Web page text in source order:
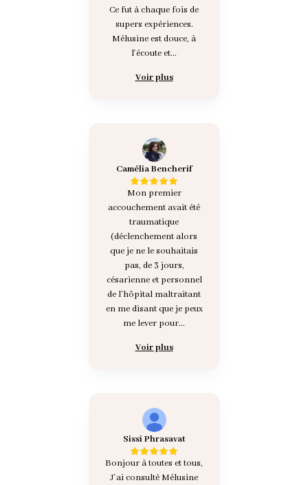
Ce fut à chaque fois de
supers expériences.
Mélusine est douce, à
l'écoute et...
Voir plus
Camélia Bencherif
Mon premier
accouchement avait été
traumatique
(déclenchement alors
que je ne le souhaitais
pas, de 3 jours,
césarienne et personnel
de l’hôpital maltraitant
en me disant que je peux
me lever pour...
Voir plus
Sissi Phrasavat
Bonjour à toutes et tous,
J'ai consulté Mélusine